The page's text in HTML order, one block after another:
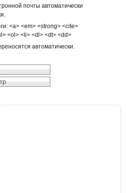
почты автоматически
<a> <em> <strong> <cite>
<ol> <li> <dl> <dt> <dd>
автоматически.